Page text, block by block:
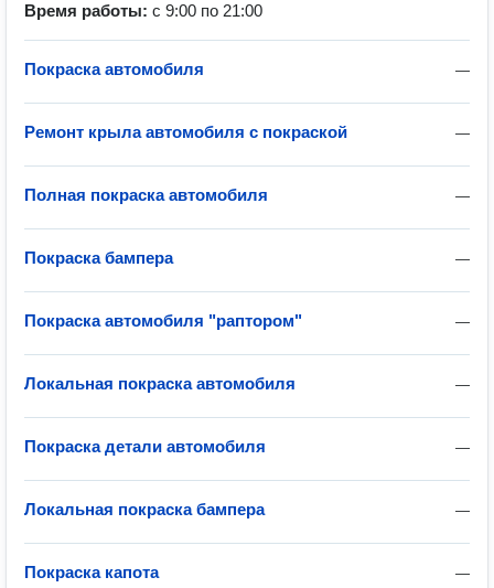
Время работы: с 9:00 по 21:00
—
Покраска автомобиля
—
Ремонт крыла автомобиля с покраской
—
Полная покраска автомобиля
—
Покраска бампера
—
Покраска автомобиля "раптором"
—
Локальная покраска автомобиля
—
Покраска детали автомобиля
—
Локальная покраска бампера
—
Покраска капота